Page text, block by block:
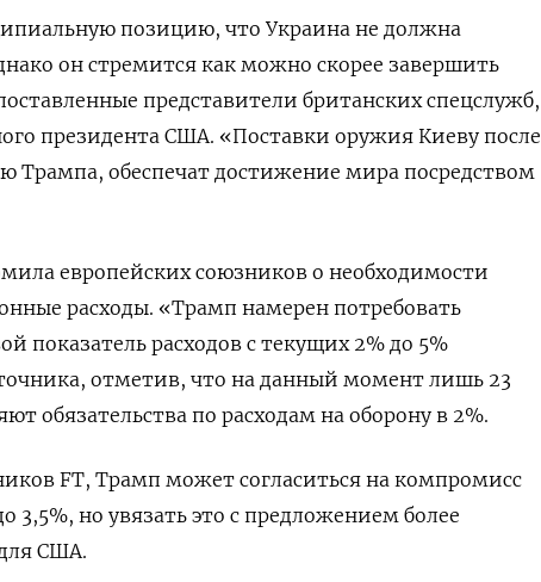
позицию, что Украина не должна
он стремится как можно скорее завершить
представители британских спецслужб,
президента США. «Поставки оружия Киеву после
Трампа, обеспечат достижение мира посредством
европейских союзников о необходимости
расходы. «Трамп намерен потребовать
показатель расходов с текущих 2% до 5%
отметив, что на данный момент лишь 23
обязательства по расходам на оборону в 2%.
FT, Трамп может согласиться на компромисс
3,5%, но увязать это с предложением более
США.